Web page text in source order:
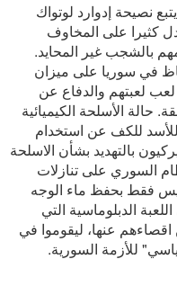
نصيحة إدوارد لوتواك
كثيرا على المخاوف
بالشجب غير المحايد.
في سوريا على ميزان
لعبتهم والدفاع عن
الأسلحة الكيميائية
للكف عن استخدام
بالتهديد بشأن الاسلحة
السوري على تنازلات
فقط بحفظ ماء الوجه
الدبلوماسية التي
عنها، ليقوموا في
للأزمة السورية.